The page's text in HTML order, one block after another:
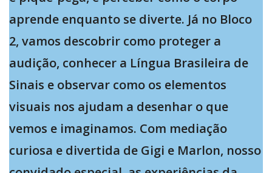
aprende enquanto se diverte. Já no Bloco
2, vamos descobrir como proteger a
audição, conhecer a Língua Brasileira de
Sinais e observar como os elementos
visuais nos ajudam a desenhar o que
vemos e imaginamos. Com mediação
curiosa e divertida de Gigi e Marlon, nosso